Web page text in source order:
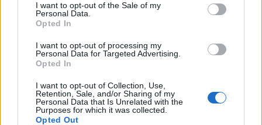
I want to opt-out of the Sale of my
Personal Data.
Opted In
I want to opt-out of processing my
Personal Data for Targeted Advertising.
Opted In
I want to opt-out of Collection, Use,
Retention, Sale, and/or Sharing of my
Personal Data that Is Unrelated with the
Purposes for which it was collected.
Opted Out
ΑΡΘΡΑ - ΑΝΑΛΥΣΕΙΣ
16/03/2026 - 08:11